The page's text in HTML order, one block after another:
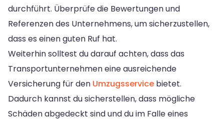
durchführt. Überprüfe die Bewertungen und
Referenzen des Unternehmens, um sicherzustellen,
dass es einen guten Ruf hat.
Weiterhin solltest du darauf achten, dass das
Transportunternehmen eine ausreichende
Versicherung für den Umzugsservice bietet.
Dadurch kannst du sicherstellen, dass mögliche
Schäden abgedeckt sind und du im Falle eines